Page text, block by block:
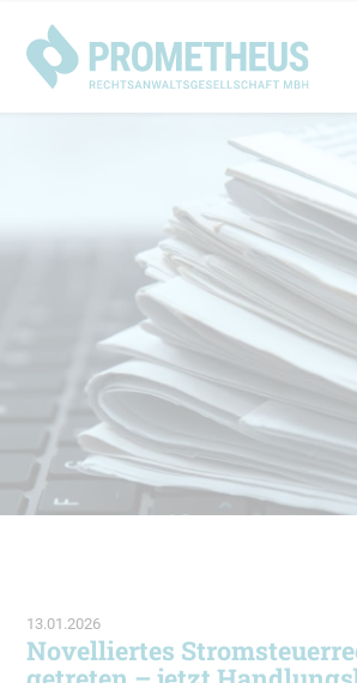
13.01.2026
Novelliertes